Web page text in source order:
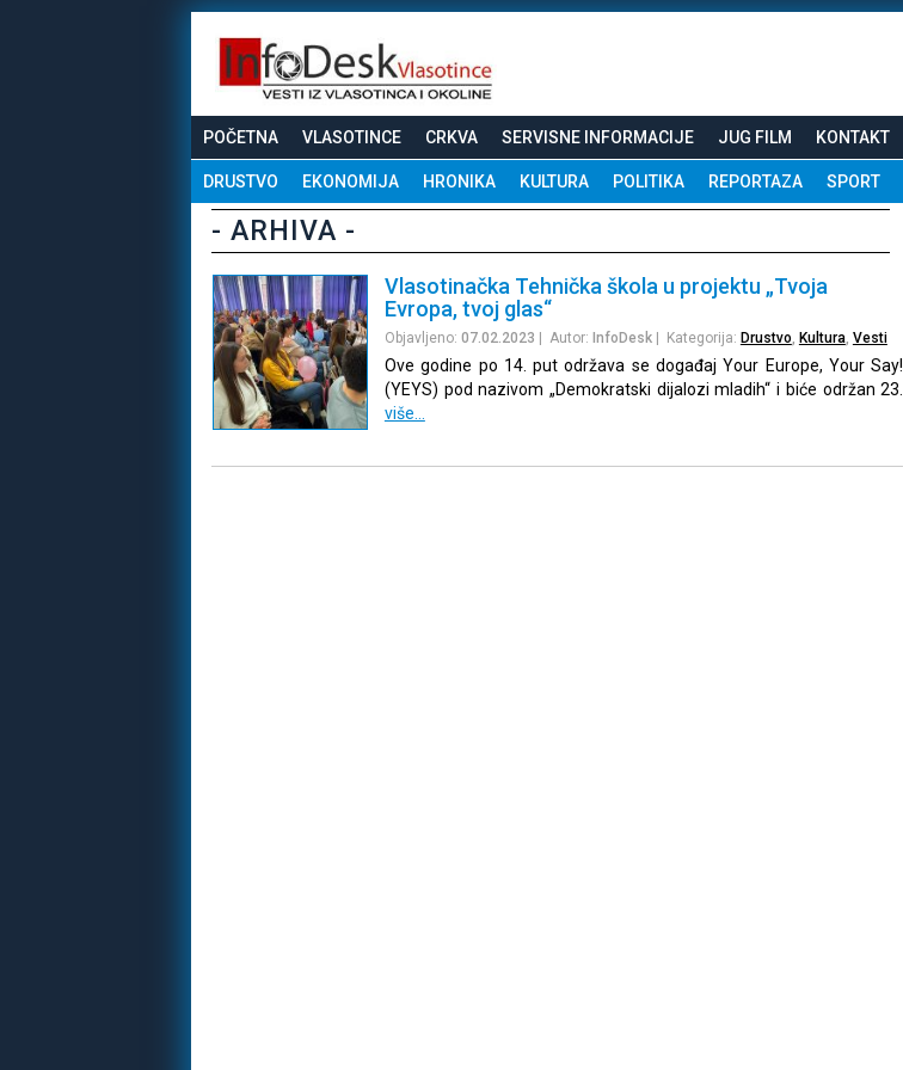
POČETNA VLASOTINCE CRKVA SERVISNE INFORMACIJE JUG FILM KONTAKT
DRUSTVO EKONOMIJA HRONIKA KULTURA POLITIKA REPORTAZA SPORT
- ARHIVA -
Vlasotinačka Tehnička škola u projektu „Tvoja
Evropa, tvoj glas“
Objavljeno: 07.02.2023 | Autor: InfoDesk| Kategorija: Drustvo Kultura, Vesti
Ove godine po 14. put održava se događaj Your Europe, Your Say!
(YEYS) pod nazivom „Demokratski dijalozi mladih“ i biće održan 23.
više…